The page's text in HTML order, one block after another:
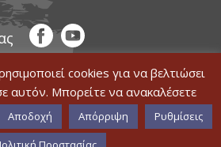
2020
CIRCUS
Δήλωση Προσβασιμότητας
cookies για να βελτιώσει
αυτόν. Μπορείτε να ανακαλέσετε
Αποδοχή Απόρριψη
Ρυθμίσεις